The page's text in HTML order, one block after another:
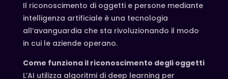
Il riconoscimento di oggetti e persone mediante
intelligenza artificiale è una tecnologia
all’avanguardia che sta rivoluzionando il modo
in cui le aziende operano.
Come funziona il riconoscimento degli oggetti
L’AI utilizza algoritmi di deep learning per